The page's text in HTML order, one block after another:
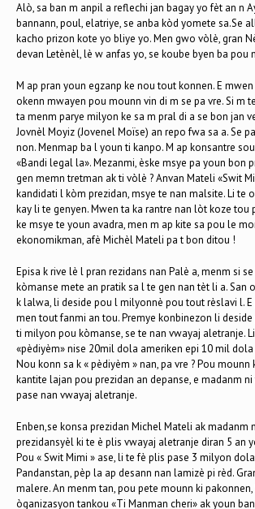
Alò, sa ban m anpil a reflechi jan bagay yo fèt an n
bannann, poul, elatriye, se anba kòd yomete sa.Se
kacho prizon kote yo bliye yo. Men gwo vòlè, gran
devan Letènèl, lè w anfas yo, se koube byen ba pou
M ap pran youn egzanp ke nou tout konnen. E
okenn mwayen pou mounn vin di m se pa vre. Si m
ta menm parye milyon ke sa m pral di a se bon jan
Jovnèl Moyiz (Jovenel Moïse) an repo fwa sa a. Se
non. Menmap ba l youn ti kanpo. M ap konsantre
«Bandi legal la». Mezanmi, èske msye pa youn bon
gen memn tretman ak ti vòlè ? Anvan Mateli «Swit
kandidati l kòm prezidan, msye te nan malsite. Li te
kay li te genyen. Mwen ta ka rantre nan lòt koze tou
ke msye te youn avadra, men m ap kite sa pou le
ekonomikman, afè Michèl Mateli pa t bon ditou !
Episa k rive lè l pran rezidans nan Palè a, menm si
kòmanse mete an pratik sa l te gen nan tèt li a. San
k lalwa, li deside pou l milyonnè pou tout rèslavi l.
men tout fanmi an tou. Premye konbinezon li
ti milyon pou kòmanse, se te nan vwayaj aletranje.
«pèdiyèm» nise 20mil dola ameriken epi 10 mil
Nou konn sa k « pèdiyèm » nan, pa vre ? Pou mounn
kantite lajan pou prezidan an depanse, e madanm
pase nan vwayaj aletranje.
Enben,se konsa prezidan Michel Mateli ak madanm
prezidansyèl ki te è plis vwayaj aletranje diran 5 an
Pou « Swit Mimi » ase, li te fè plis pase 3 milyon
Pandanstan, pèp la ap desann nan lamizè pi rèd.
malere. An menm tan, pou pete mounn ki
òganizasyon tankou «Ti Manman cheri» ak youn